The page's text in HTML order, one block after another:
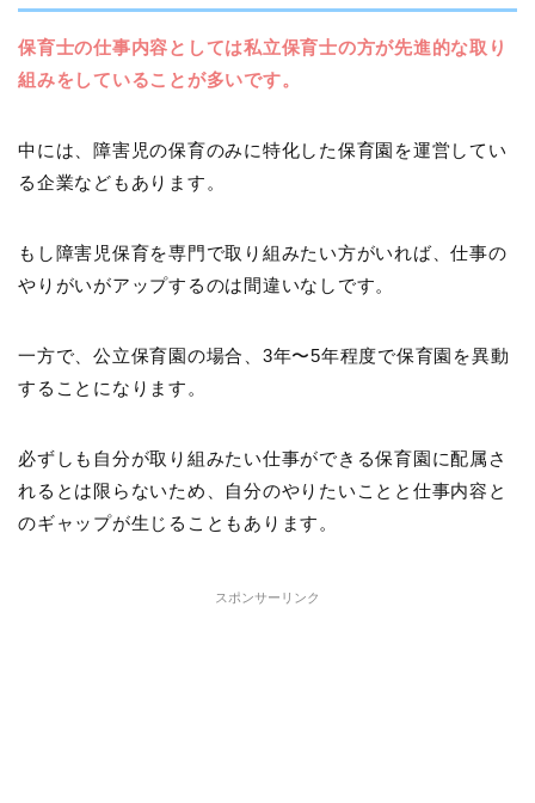
保育士の仕事内容としては私立保育士の方が先進的な取り
組みをしていることが多いです。
中には、障害児の保育のみに特化した保育園を運営してい
る企業などもあります。
もし障害児保育を専門で取り組みたい方がいれば、仕事の
やりがいがアップするのは間違いなしです。
一方で、公立保育園の場合、3年〜5年程度で保育園を異動
することになります。
必ずしも自分が取り組みたい仕事ができる保育園に配属さ
れるとは限らないため、自分のやりたいことと仕事内容と
のギャップが生じることもあります。
スポンサーリンク